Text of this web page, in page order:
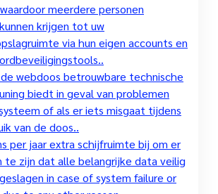
meerdere personen
krijgen tot uw
via hun eigen accounts en
webdoos betrouwbare technische
biedt in geval van problemen
of als er iets misgaat tijdens
van de doos..
per jaar extra schijfruimte bij om er
te zijn dat alle belangrijke data veilig
in case of system failure or